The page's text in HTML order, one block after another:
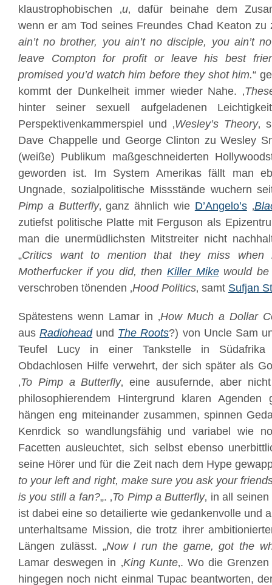
klaustrophobischen ‚u‚ dafür beinahe dem
wenn er am Tod seines Freundes Chad Keaton zu
ain’t no brother, you ain’t no disciple, you ain’t
leave Compton for profit or leave his best
promised you’d watch him before they shot him.“
kommt der Dunkelheit immer wieder Nahe. ‚
hinter seiner sexuell aufgeladenen
Perspektivenkammerspiel und ‚Wesley’s Theory‚
Dave Chappelle und George Clinton zu Wesley
(weiße) Publikum maßgeschneiderten
geworden ist. Im System Amerikas fällt man
Ungnade, sozialpolitische Missstände wuchern
Pimp a Butterfly‚ ganz ähnlich wie D’Angelo’s‚
zutiefst politische Platte mit Ferguson als
man die unermüdlichsten Mitstreiter nicht
„Critics want to mention that they miss when
Motherfucker if you did, then Killer Mikewould be
verschroben tönenden ‚Hood Politics‚ samt Sufjan
Spätestens wenn Lamar in ‚How Much a Dollar
ausRadioheadund The Roots?) von Uncle Sam
Teufel Lucy in einer Tankstelle in
Obdachlosen Hilfe verwehrt, der sich später als
‚To Pimp a Butterfly‚ eine ausufernde, aber
philosophierendem Hintergrund klaren Agenden
hängen eng miteinander zusammen, spinnen
Kenrdick so wandlungsfähig und variabel wie
Facetten ausleuchtet, sich selbst ebenso
seine Hörer und für die Zeit nach dem Hype
to your left and right, make sure you ask your
is you still a fan?„. ‚To Pimp a Butterfly‚ in all
ist dabei eine so detailierte wie gedankenvolle und
unterhaltsame Mission, die trotz ihrer
Längen zulässt. „Now I run the game, got the
Lamar deswegen in ‚King Kunte‚. Wo die
hingegen noch nicht einmal Tupac beantworten,